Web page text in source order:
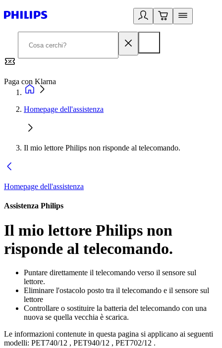
Paga con Klarna
Homepage dell'assistenza
Il mio lettore Philips non risponde al telecomando.
Homepage dell'assistenza
Assistenza Philips
Il mio lettore Philips non
risponde al telecomando.
Puntare direttamente il telecomando verso il sensore sul
lettore.
Eliminare l'ostacolo posto tra il telecomando e il sensore sul
lettore
Controllare o sostituire la batteria del telecomando con una
nuova se quella vecchia è scarica.
Le informazioni contenute in questa pagina si applicano ai seguenti
modelli: PET740/12 , PET940/12 , PET702/12 .